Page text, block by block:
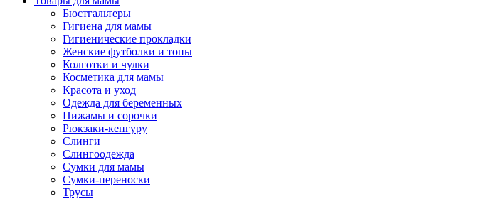
Бюстгальтеры
Гигиена для мамы
Гигиенические прокладки
Женские футболки и топы
Колготки и чулки
Косметика для мамы
Красота и уход
Одежда для беременных
Пижамы и сорочки
Рюкзаки-кенгуру
Слинги
Слингоодежда
Сумки для мамы
Сумки-переноски
Трусы